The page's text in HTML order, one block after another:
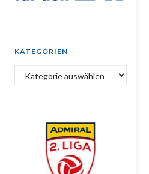
KATEGORIEN
Kategorien